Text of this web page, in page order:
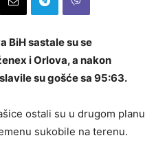
BiH sastale su se
i Orlova, a nakon
su gošće sa 95:63.
ostali su u drugom planu
sukobile na terenu.